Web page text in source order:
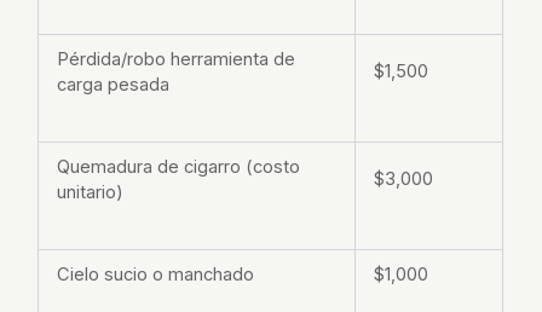
Pérdida/robo herramienta de
carga pesada
$1,500
Quemadura de cigarro (costo
unitario)
$3,000
Cielo sucio o manchado $1,000